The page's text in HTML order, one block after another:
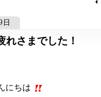
れさまでした！
にちは